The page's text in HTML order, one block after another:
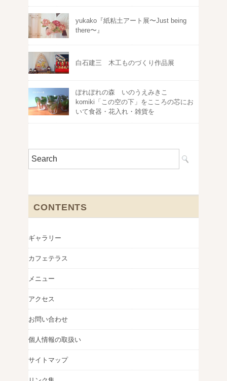
yukako『紙粘土アート展〜Just being
there〜』
白石建三 木工ものづくり作品展
ぽれぽれの森 いのうえみきこ
komiki「この空の下」をこころの芯にお
いて食器・花入れ・雑貨を
CONTENTS
ギャラリー
カフェテラス
メニュー
アクセス
お問い合わせ
個人情報の取扱い
サイトマップ